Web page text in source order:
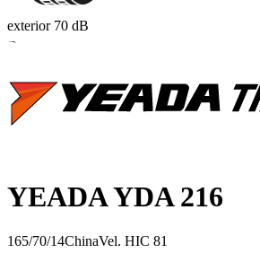
exterior 70 dB
B
YEADA YDA 216
165/70/14ChinaVel. HIC 81